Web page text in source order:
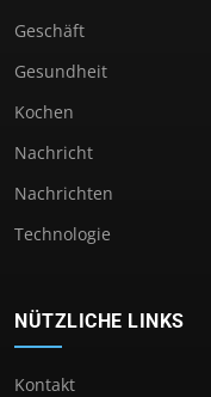
Geschäft
Gesundheit
Kochen
Nachricht
Nachrichten
Technologie
NÜTZLICHE LINKS
Kontakt